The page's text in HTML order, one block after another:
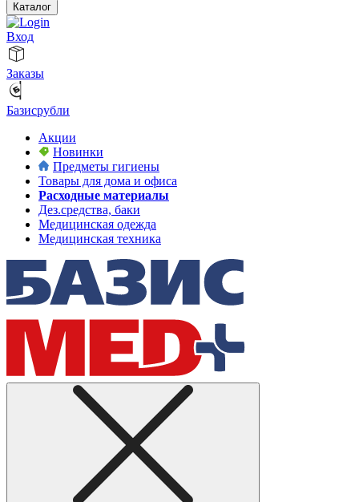
Каталог
Вход
Заказы
Базисрубли
Акции
Новинки
Предметы гигиены
Товары для дома и офиса
Расходные материалы
Дез.средства, баки
Медицинская одежда
Медицинская техника